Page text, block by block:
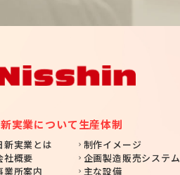
実業について
新実業とは
社概要
業所案内
生産体制
制作イメージ
企画製造販売システム
主な設備